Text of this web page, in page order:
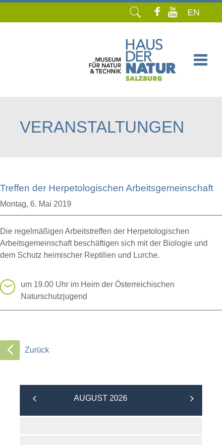
EN
VERANSTALTUNGEN
Treffen der Herpetologischen Arbeitsgemeinschaft
Montag, 6. Mai 2019
Die regelmäßigen Arbeitstreffen der Herpetologischen
Arbeitsgemeinschaft beschäftigen sich mit der Biologie und
dem Schutz heimischer Reptilien und Lurche.
um 19.00 Uhr im Heim der Österreichischen
Naturschutzjugend
Zurück
AUGUST 2026